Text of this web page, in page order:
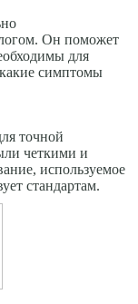
Он поможет
для
симптомы
точной
четкими и
используемое
стандартам.